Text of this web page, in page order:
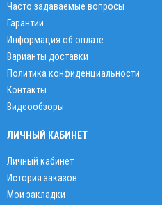
Часто задаваемые вопросы
Гарантии
Информация об оплате
Варианты доставки
Политика конфиденциальности
Контакты
Видеообзоры
ЛИЧНЫЙ КАБИНЕТ
Личный кабинет
История заказов
Мои закладки